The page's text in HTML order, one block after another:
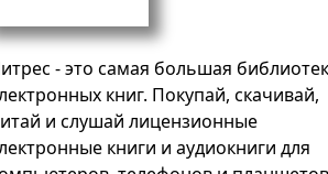
- это самая большая
книг. Покупай, скачивай,
и слушай лицензионные
книги и аудиокниги для